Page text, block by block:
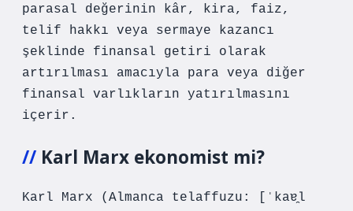
parasal değerinin kâr, kira, faiz,
telif hakkı veya sermaye kazancı
şeklinde finansal getiri olarak
artırılması amacıyla para veya diğer
finansal varlıkların yatırılmasını
içerir.
Karl Marx ekonomist mi?
Karl Marx (Almanca telaffuzu: [ˈkaɐ̯l